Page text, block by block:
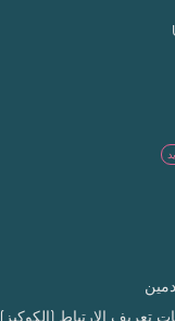
تعريف الارتباط (الكوكيز)